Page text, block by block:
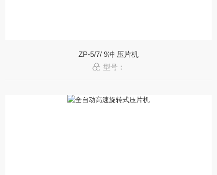
ZP-5/7/ 9冲 压片机
型号：